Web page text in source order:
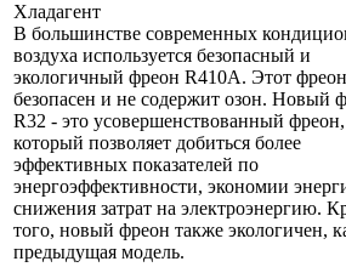
Хладагент
В большинстве современных
воздуха используется безопасный и
экологичный фреон R410A. Этот фреон
безопасен и не содержит озон. Новый
R32 - это усовершенствованный фреон,
который позволяет добиться более
эффективных показателей по
энергоэффективности, экономии
снижения затрат на электроэнергию.
того, новый фреон также экологичен,
предыдущая модель.